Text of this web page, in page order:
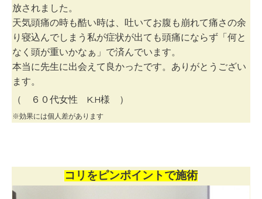
放されました。
天気頭痛の時も酷い時は、吐いてお腹も崩れて痛さの余
り寝込んでしまう私が症状が出ても頭痛にならず「何と
なく頭が重いかなぁ」で済んでいます。
本当に先生に出会えて良かったです。ありがとうござい
ます。
（ ６０代女性 K.H様 ）
※効果には個人差があります
コリをピンポイントで施術